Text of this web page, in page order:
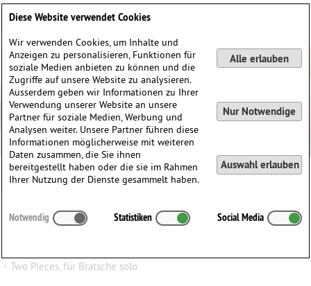
John McLaughlin Williams
John McLaughlin
∗ inGreensboro, North Carolina, USA
• Two Pieces, für Bratsche solo
Diese Website verwendet Cookies
Wir verwenden Cookies, um Inhalte und
Anzeigen zu personalisieren, Funktionen für
soziale Medien anbieten zu können und die
Zugriffe auf unsere Website zu analysieren.
Ausserdem geben wir Informationen zu Ihrer
Verwendung unserer Website an unsere
Partner für soziale Medien, Werbung und
Analysen weiter. Unsere Partner führen diese
Informationen möglicherweise mit weiteren
Daten zusammen, die Sie ihnen
bereitgestellt haben oder die sie im Rahmen
Ihrer Nutzung der Dienste gesammelt haben.
Alle erlauben
Nur Notwendige
Auswahl erlauben
Notwendig Statistiken Social Media